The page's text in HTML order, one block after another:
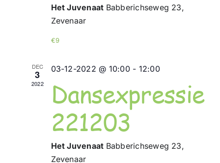
Het Juvenaat Babberichseweg 23,
Zevenaar
€9
DEC
3
2022
03-12-2022 @ 10:00- 12:00
Dansexpressie
221203
Het Juvenaat Babberichseweg 23,
Zevenaar